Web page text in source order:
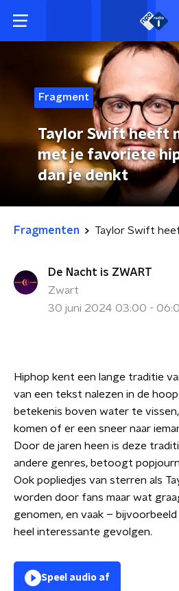
Fragment
Taylor Swift heeft
met je favoriete
dan je denkt
Fragmenten
De Nacht is ZWART
Zwart
30 juni 2024 03:00 -
Hiphop kent een lange traditie
van een tekst nalezen in de
betekenis boven water te
komen of er een sneer naar
Door de jaren heen is deze
andere genres, betoogt
Ook popliedjes van sterren als
worden door fans maar wat
genomen, en vaak – bijvoorbeeld
heel interessante gevolgen.
Speel audio af